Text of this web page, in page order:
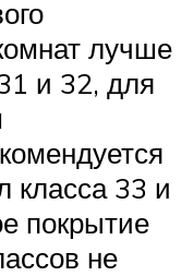
лучше
и 32, для
класса 33 и
покрытие
не